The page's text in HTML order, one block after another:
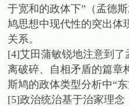
于宽和的政体下”（孟德
鸠思想中现代性的突出体
关系。
[4]艾田蒲敏锐地注意到了
离破碎、自相矛盾的篇章
斯鸠的政体类型分析中“
[5]政治统治基于治家理念